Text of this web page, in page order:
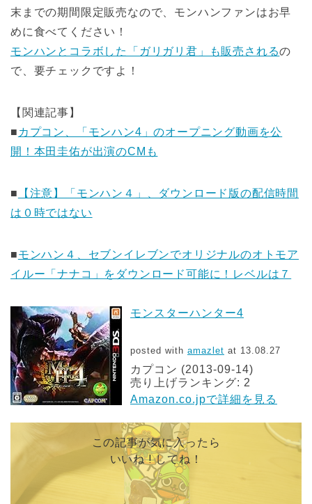
末までの期間限定販売なので、モンハンファンはお早
めに食べてください！
モンハンとコラボした「ガリガリ君」も販売されるの
で、要チェックですよ！
【関連記事】
■ カプコン、「モンハン4」のオープニング動画を公
開！本田圭佑が出演のCMも
■
【注意】「モンハン４」、ダウンロード版の配信時間
は０時ではない
■モンハン４、セブンイレブンでオリジナルのオトモア
イルー「ナナコ」をダウンロード可能に！レベルは７
モンスターハンター4
posted with amazlet at 13.08.27
カプコン (2013-09-14)
売り上げランキング: 2
Amazon.co.jpで詳細を見る
この記事が気に入ったら
いいね ! してね！